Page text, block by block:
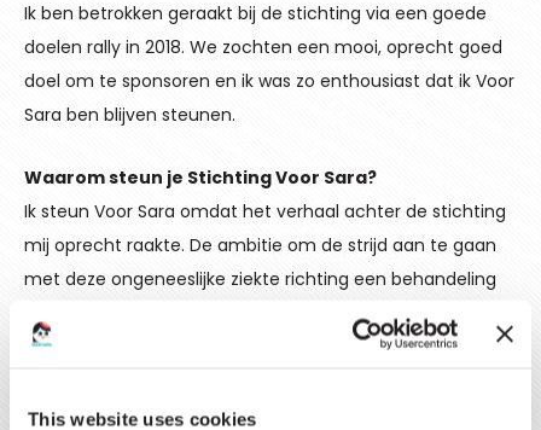
This website uses cookies
Ik ben betrokken geraakt bij de stichting via een goede
doelen rally in 2018. We zochten een mooi, oprecht goed
doel om te sponsoren en ik was zo enthousiast dat ik Voor
Sara ben blijven steunen.
Waarom steun je Stichting Voor Sara?
Ik steun Voor Sara omdat het verhaal achter de stichting
mij oprecht raakte. De ambitie om de strijd aan te gaan
met deze ongeneeslijke ziekte richting een behandeling
samen met de steun voor de patiëntjes vind ik erg
krachtig en positief.
Wat wil je bereiken met de stichting?